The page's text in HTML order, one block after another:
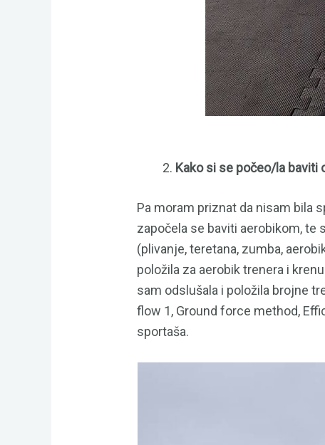
Kako si se počeo/la baviti
Pa moram priznat da nisam bila
započela se baviti aerobikom,
(plivanje, teretana, zumba,
položila za aerobik trenera i
sam odslušala i položila brojne
flow 1, Ground force method,
sportaša.